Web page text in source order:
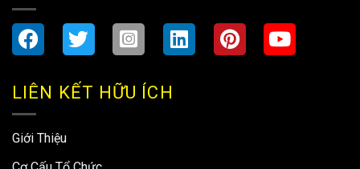
LIÊN KẾT HỮU ÍCH
Giới Thiệu